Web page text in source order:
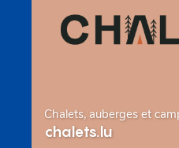
Chalets, auberges et
chalets.lu